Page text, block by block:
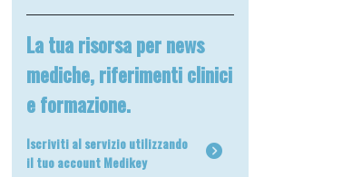
La tua risorsa per news
mediche, riferimenti clinici
e formazione.
Iscriviti al servizio utilizzando
il tuo account Medikey